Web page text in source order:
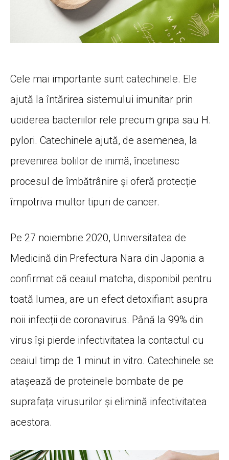
Cele mai importante sunt catechinele. Ele
ajută la întărirea sistemului imunitar prin
uciderea bacteriilor rele precum gripa sau H.
pylori. Catechinele ajută, de asemenea, la
prevenirea bolilor de inimă, încetinesc
procesul de îmbătrânire și oferă protecție
împotriva multor tipuri de cancer.
Pe 27 noiembrie 2020, Universitatea de
Medicină din Prefectura Nara din Japonia a
confirmat că ceaiul matcha, disponibil pentru
toată lumea, are un efect detoxifiant asupra
noii infecții de coronavirus. Până la 99% din
virus își pierde infectivitatea la contactul cu
ceaiul timp de 1 minut in vitro. Catechinele se
atașează de proteinele bombate de pe
suprafața virusurilor și elimină infectivitatea
acestora.